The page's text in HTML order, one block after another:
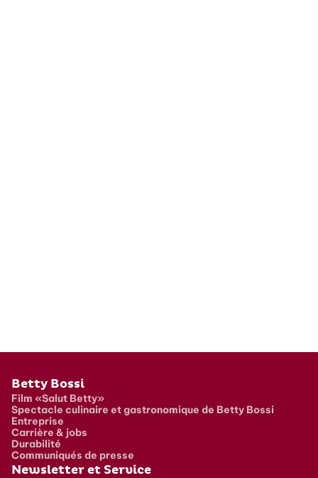
Pied de page
Betty Bossi
Film «Salut Betty»
Spectacle culinaire et gastronomique de Betty Bossi
Entreprise
Carrière & jobs
Durabilité
Communiqués de presse
Newsletter et Service